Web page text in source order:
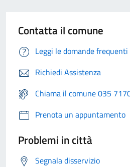
Contatta il comune
Leggi le domande frequenti
Richiedi Assistenza
Chiama il comune 035
Prenota un appuntamento
Problemi in città
Segnala disservizio